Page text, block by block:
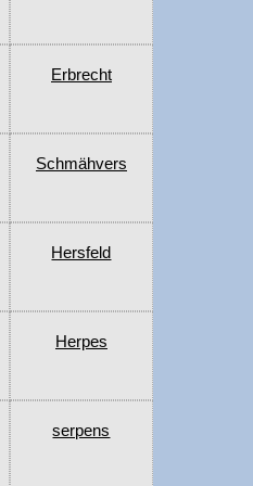
Erbrecht
Schmähvers
Hersfeld
Herpes
serpens